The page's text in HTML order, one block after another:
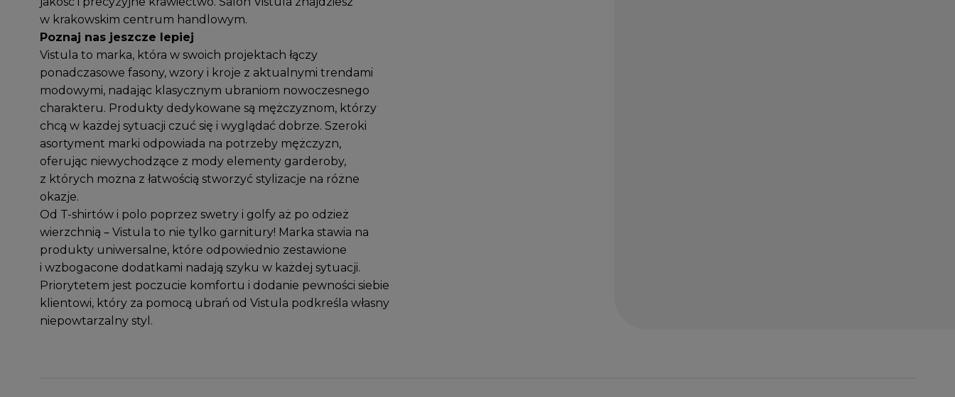
w krakowskim centrum handlowym.
Poznaj nas jeszcze lepiej
Vistula to marka, która w swoich projektach łączy
ponadczasowe fasony, wzory i kroje z aktualnymi trendami
modowymi, nadając klasycznym ubraniom nowoczesnego
charakteru. Produkty dedykowane są mężczyznom, którzy
chcą w każdej sytuacji czuć się i wyglądać dobrze. Szeroki
asortyment marki odpowiada na potrzeby mężczyzn,
oferując niewychodzące z mody elementy garderoby,
z których można z łatwością stworzyć stylizacje na różne
okazje.
Od T-shirtów i polo poprzez swetry i golfy aż po odzież
wierzchnią – Vistula to nie tylko garnitury! Marka stawia na
produkty uniwersalne, które odpowiednio zestawione
i wzbogacone dodatkami nadają szyku w każdej sytuacji.
Priorytetem jest poczucie komfortu i dodanie pewności siebie
klientowi, który za pomocą ubrań od Vistula podkreśla własny
niepowtarzalny styl.